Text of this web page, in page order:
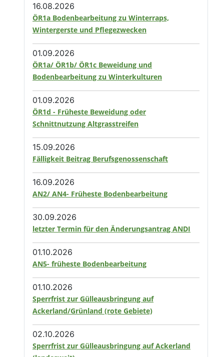
16.08.2026
ÖR1a Bodenbearbeitung zu Winterraps,
Wintergerste und Pflegezwecken
01.09.2026
ÖR1a/ ÖR1b/ ÖR1c Beweidung und
Bodenbearbeitung zu Winterkulturen
01.09.2026
ÖR1d - Früheste Beweidung oder
Schnittnutzung Altgrasstreifen
15.09.2026
Fälligkeit Beitrag Berufsgenossenschaft
16.09.2026
AN2/ AN4- Früheste Bodenbearbeitung
30.09.2026
letzter Termin für den Änderungsantrag ANDI
01.10.2026
AN5- früheste Bodenbearbeitung
01.10.2026
Sperrfrist zur Gülleausbringung auf
Ackerland/Grünland (rote Gebiete)
02.10.2026
Sperrfrist zur Gülleausbringung auf Ackerland